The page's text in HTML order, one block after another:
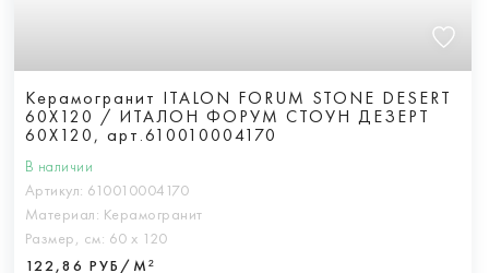
Керамогранит ITALON FORUM STONE DESERT
60X120 / ИТАЛОН ФОРУМ СТОУН ДЕЗЕРТ
60X120, арт.610010004170
В наличии
Артикул: 610010004170
Материал: Керамогранит
Размер, см: 60 х 120
122,86 РУБ/М²